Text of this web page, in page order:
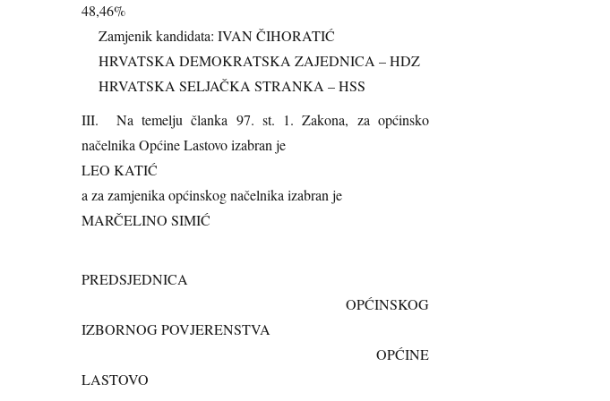
48,46%
Zamjenik kandidata: IVAN ČIHORATIĆ
HRVATSKA DEMOKRATSKA ZAJEDNICA – HDZ
HRVATSKA SELJAČKA STRANKA – HSS
III. Na temelju članka 97. st. 1. Zakona, za općinsko
načelnika Općine Lastovo izabran je
LEO KATIĆ
a za zamjenika općinskog načelnika izabran je
MARČELINO SIMIĆ
PREDSJEDNICA
OPĆINSKOG
IZBORNOG POVJERENSTVA
OPĆINE
LASTOVO